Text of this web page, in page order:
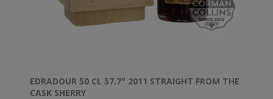
EDRADOUR 50 CL 57.7° 2011 STRAIGHT FROM THE
CASK SHERRY